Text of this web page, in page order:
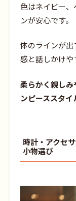
色はネイビー
ンが安心です。
体のラインが
感と話しかけや
柔らかく親し
ンピーススタイ
時計・アクセ
小物選び